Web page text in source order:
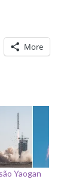
More
Yaogan